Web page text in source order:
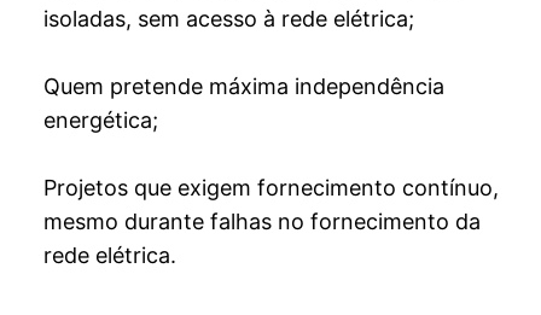
isoladas, sem acesso à rede elétrica;
Quem pretende máxima independência
energética;
Projetos que exigem fornecimento contínuo,
mesmo durante falhas no fornecimento da
rede elétrica.